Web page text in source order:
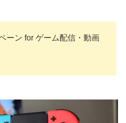
ーン for ゲーム配信・動画